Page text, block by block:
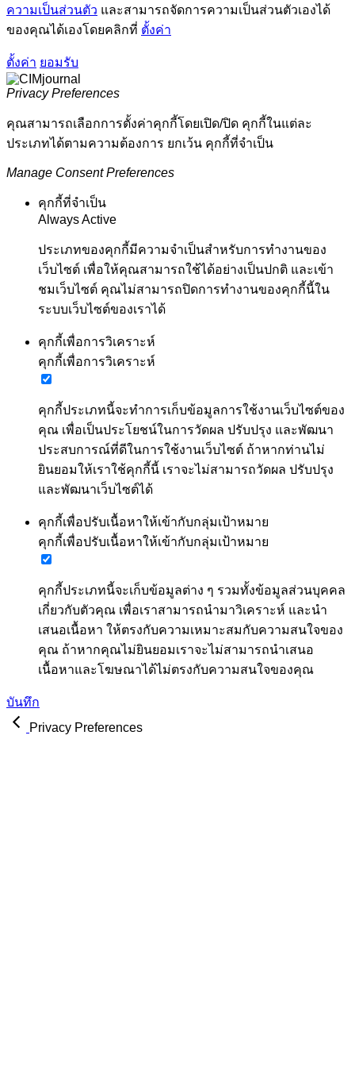
ความเป็นส่วนตัว และสามารถจัดการความเป็นส่วนตัวเองได้
ของคุณได้เองโดยคลิกที่ ตั้งค่า
ตั้งค่า ยอมรับ
Privacy Preferences
คุณสามารถเลือกการตั้งค่าคุกกี้โดยเปิด/ปิด คุกกี้ในแต่ละ
ประเภทได้ตามความต้องการ ยกเว้น คุกกี้ที่จำเป็น
Manage Consent Preferences
คุกกี้ที่จำเป็น
Always Active
ประเภทของคุกกี้มีความจำเป็นสำหรับการทำงานของ
เว็บไซต์ เพื่อให้คุณสามารถใช้ได้อย่างเป็นปกติ และเข้า
ชมเว็บไซต์ คุณไม่สามารถปิดการทำงานของคุกกี้นี้ใน
ระบบเว็บไซต์ของเราได้
คุกกี้เพื่อการวิเคราะห์
คุกกี้เพื่อการวิเคราะห์
คุกกี้ประเภทนี้จะทำการเก็บข้อมูลการใช้งานเว็บไซต์ของ
คุณ เพื่อเป็นประโยชน์ในการวัดผล ปรับปรุง และพัฒนา
ประสบการณ์ที่ดีในการใช้งานเว็บไซต์ ถ้าหากท่านไม่
ยินยอมให้เราใช้คุกกี้นี้ เราจะไม่สามารถวัดผล ปรับปรุง
และพัฒนาเว็บไซต์ได้
คุกกี้เพื่อปรับเนื้อหาให้เข้ากับกลุ่มเป้าหมาย
คุกกี้เพื่อปรับเนื้อหาให้เข้ากับกลุ่มเป้าหมาย
คุกกี้ประเภทนี้จะเก็บข้อมูลต่าง ๆ รวมทั้งข้อมูลส่วนบุคคล
เกี่ยวกับตัวคุณ เพื่อเราสามารถนำมาวิเคราะห์ และนำ
เสนอเนื้อหา ให้ตรงกับความเหมาะสมกับความสนใจของ
คุณ ถ้าหากคุณไม่ยินยอมเราจะไม่สามารถนำเสนอ
เนื้อหาและโฆษณาได้ไม่ตรงกับความสนใจของคุณ
บันทึก
Privacy Preferences